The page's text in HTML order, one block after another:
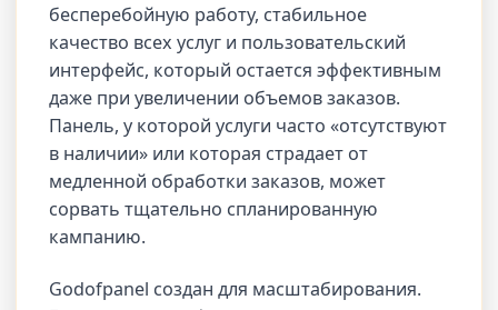
бесперебойную работу, стабильное
качество всех услуг и пользовательский
интерфейс, который остается эффективным
даже при увеличении объемов заказов.
Панель, у которой услуги часто «отсутствуют
в наличии» или которая страдает от
медленной обработки заказов, может
сорвать тщательно спланированную
кампанию.
Godofpanel создан для масштабирования.